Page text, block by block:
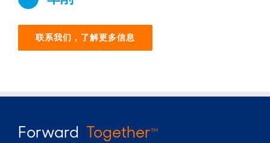
联系我们，了解更多信息
Forward TogetherTM